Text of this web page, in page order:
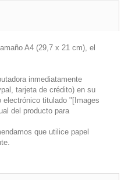
A4 (29,7 x 21 cm), el
inmediatamente
tarjeta de crédito) en su
electrónico titulado "[Images
del producto para
que utilice papel